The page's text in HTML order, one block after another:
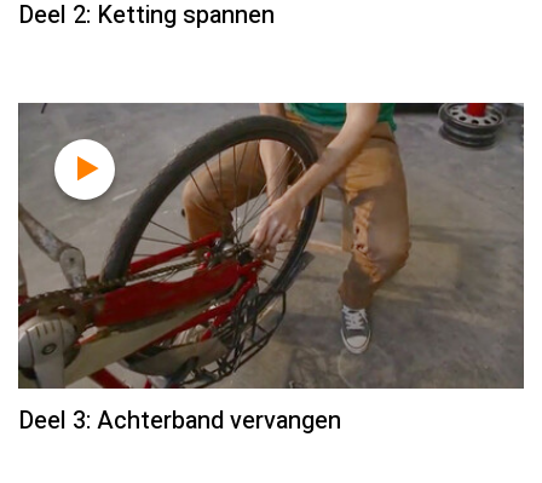
Deel 2: Ketting spannen
Deel 3: Achterband vervangen